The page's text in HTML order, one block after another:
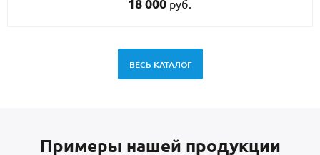
18 000 руб.
ВЕСЬ КАТАЛОГ
Примеры нашей продукции